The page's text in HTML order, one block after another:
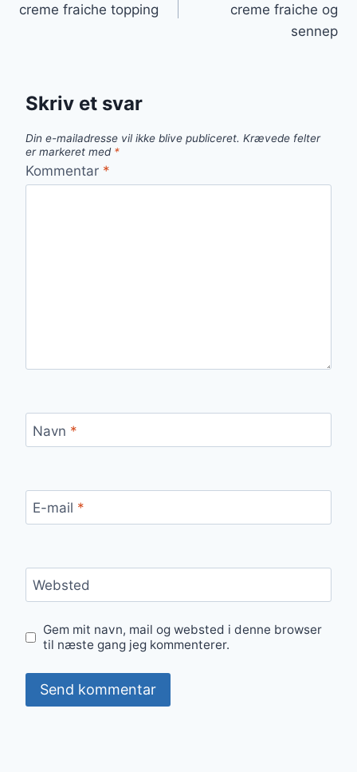
creme fraiche topping
creme fraiche og
sennep
Skriv et svar
Din e-mailadresse vil ikke blive publiceret. Krævede felter
er markeret med *
Kommentar *
Navn *
E-mail *
Websted
Gem mit navn, mail og websted i denne browser
til næste gang jeg kommenterer.